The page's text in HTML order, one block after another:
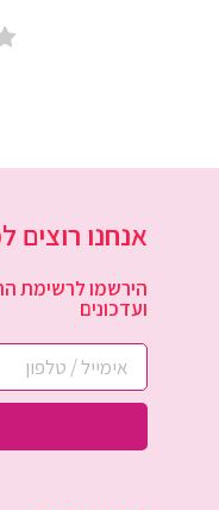
אנחנו
הירשמו לרשימת
ועדכונים